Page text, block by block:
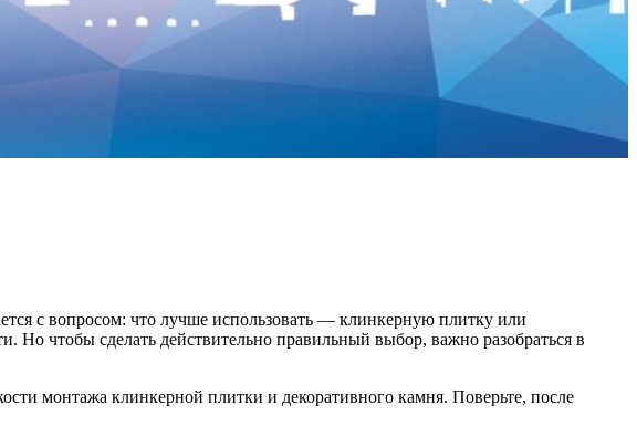
с вопросом: что лучше использовать — клинкерную плитку или
Но чтобы сделать действительно правильный выбор, важно разобраться в
монтажа клинкерной плитки и декоративного камня. Поверьте, после